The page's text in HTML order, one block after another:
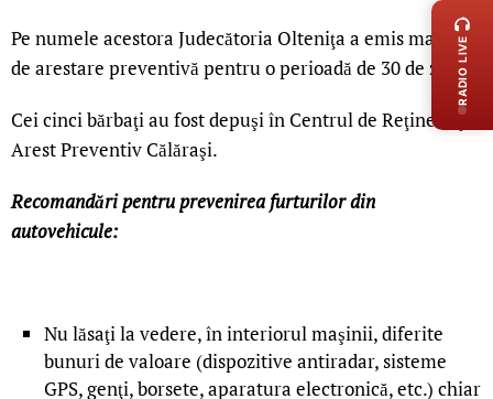
Pe numele acestora Judecătoria Olteniţa a emis mandate
de arestare preventivă pentru o perioadă de 30 de zile
Cei cinci bărbaţi au fost depuşi în Centrul de Reţinere şi
Arest Preventiv Călăraşi.
Recomandări pentru prevenirea furturilor din
autovehicule:
Nu lăsaţi la vedere, în interiorul maşinii, diferite
bunuri de valoare (dispozitive antiradar, sisteme
GPS, genţi, borsete, aparatura electronică, etc.) chiar
RADIO LIVE